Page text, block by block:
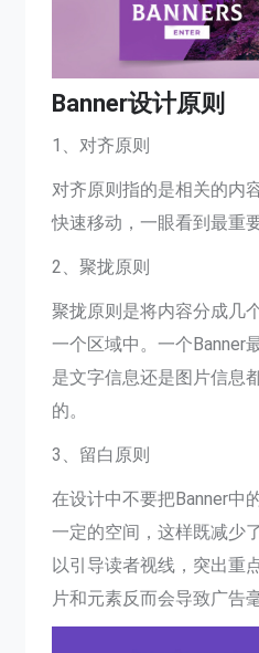
Banner设计原则
1、对齐原则
对齐原则指的是相关的内
快速移动，一眼看到最重
2、聚拢原则
聚拢原则是将内容分成几
一个区域中。一个Banner
是文字信息还是图片信息
的。
3、留白原则
在设计中不要把Banner中
一定的空间，这样既减少
以引导读者视线，突出重
片和元素反而会导致广告